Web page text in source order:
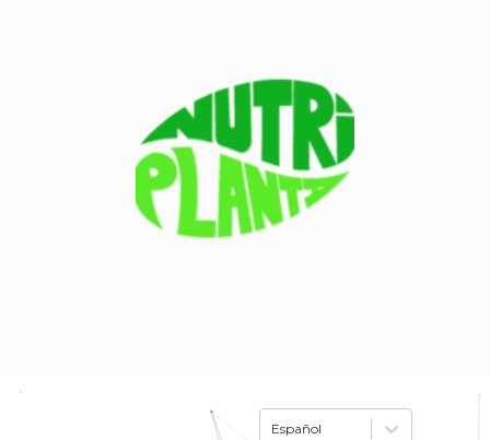
Español